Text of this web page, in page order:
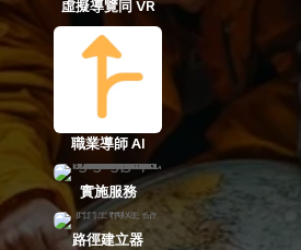
虛擬導覽同 VR
職業導師 AI
實施服務
路徑建立器